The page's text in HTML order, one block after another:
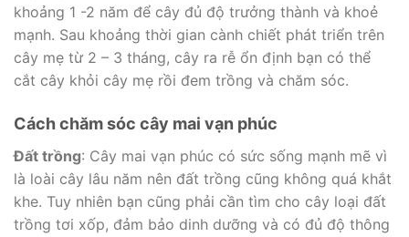
khoảng 1 -2 năm để cây đủ độ trưởng thành và khoẻ
mạnh. Sau khoảng thời gian cành chiết phát triển trên
cây mẹ từ 2 – 3 tháng, cây ra rễ ổn định bạn có thể
cắt cây khỏi cây mẹ rồi đem trồng và chăm sóc.
Cách chăm sóc cây mai vạn phúc
Đất trồng: Cây mai vạn phúc có sức sống mạnh mẽ vì
là loài cây lâu năm nên đất trồng cũng không quá khắt
khe. Tuy nhiên bạn cũng phải cần tìm cho cây loại đất
trồng tơi xốp, đảm bảo dinh dưỡng và có đủ độ thông